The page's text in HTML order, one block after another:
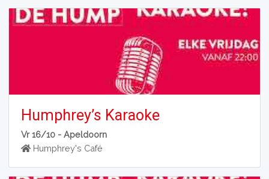
Humphrey’s Karaoke
Vr 16/10 -Apeldoorn
Humphrey's Café